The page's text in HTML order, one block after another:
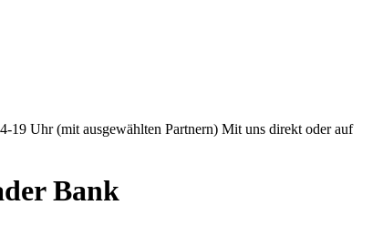
19 Uhr (mit ausgewählten Partnern) Mit uns direkt oder auf
Bank